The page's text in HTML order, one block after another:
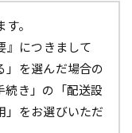
。
につきまして
」を選んだ場合の
続き」の「配送設
」をお選びいただ